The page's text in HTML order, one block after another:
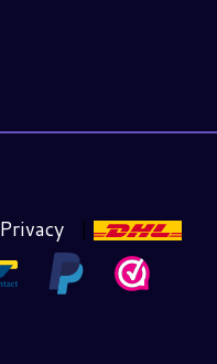
Privacy |